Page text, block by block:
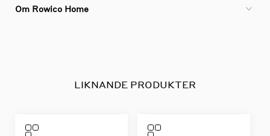
Om Rowico Home
LIKNANDE PRODUKTER